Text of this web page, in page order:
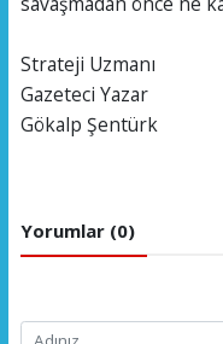
Strateji Uzmanı
Gazeteci Yazar
Gökalp Şentürk
Yorumlar (0)